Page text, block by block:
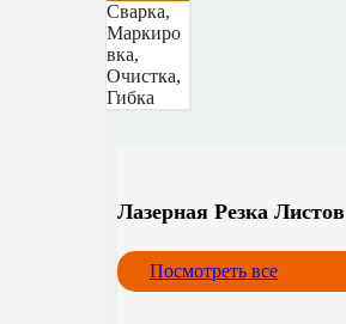
Сварка,
Маркиро
вка,
Очистка,
Гибка
Лазерная Резка Листов
Посмотреть все